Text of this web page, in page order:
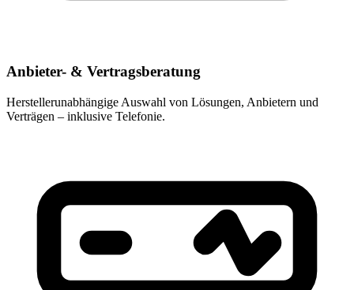
Anbieter- & Vertragsberatung
Herstellerunabhängige Auswahl von Lösungen, Anbietern und
Verträgen – inklusive Telefonie.